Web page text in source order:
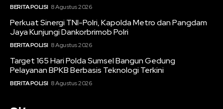
BERITA POLISI 8 Agustus 2026
Perkuat Sinergi TNI-Polri, Kapolda Metro dan Pangdam
Jaya Kunjungi Dankorbrimob Polri
BERITA POLISI 8 Agustus 2026
Target 165 Hari Polda Sumsel Bangun Gedung
Pelayanan BPKB Berbasis Teknologi Terkini
BERITA POLISI 8 Agustus 2026